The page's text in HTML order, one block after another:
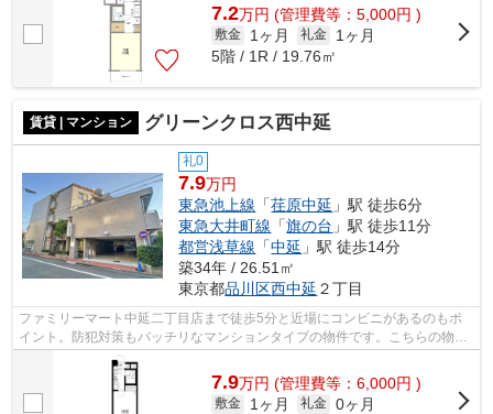
7.2万円 (管理費等：5,000円 )
敷金 1ヶ月 礼金
1ヶ月
5階 / 1R / 19.76㎡
賃貸 | マンション グリーンクロス西中延
礼0
7.9万円
東急池上線 「荏原中延 」駅 徒歩6分
東急大井町線 「旗の台 」駅 徒歩11分
都営浅草線 「中延 」駅 徒歩14分
築34年 / 26.51㎡
東京都品川区西中延 ２丁目
ファミリーマート中延二丁目店まで徒歩5分と近場にコンビニがあるのもポ
イント。防犯対策もバッチリなマンションタイプの物件です。こちらの物件
では初期費用をカードでお支払いいただ...
7.9万円 (管理費等：6,000円 )
敷金 1ヶ月 礼金 0ヶ月